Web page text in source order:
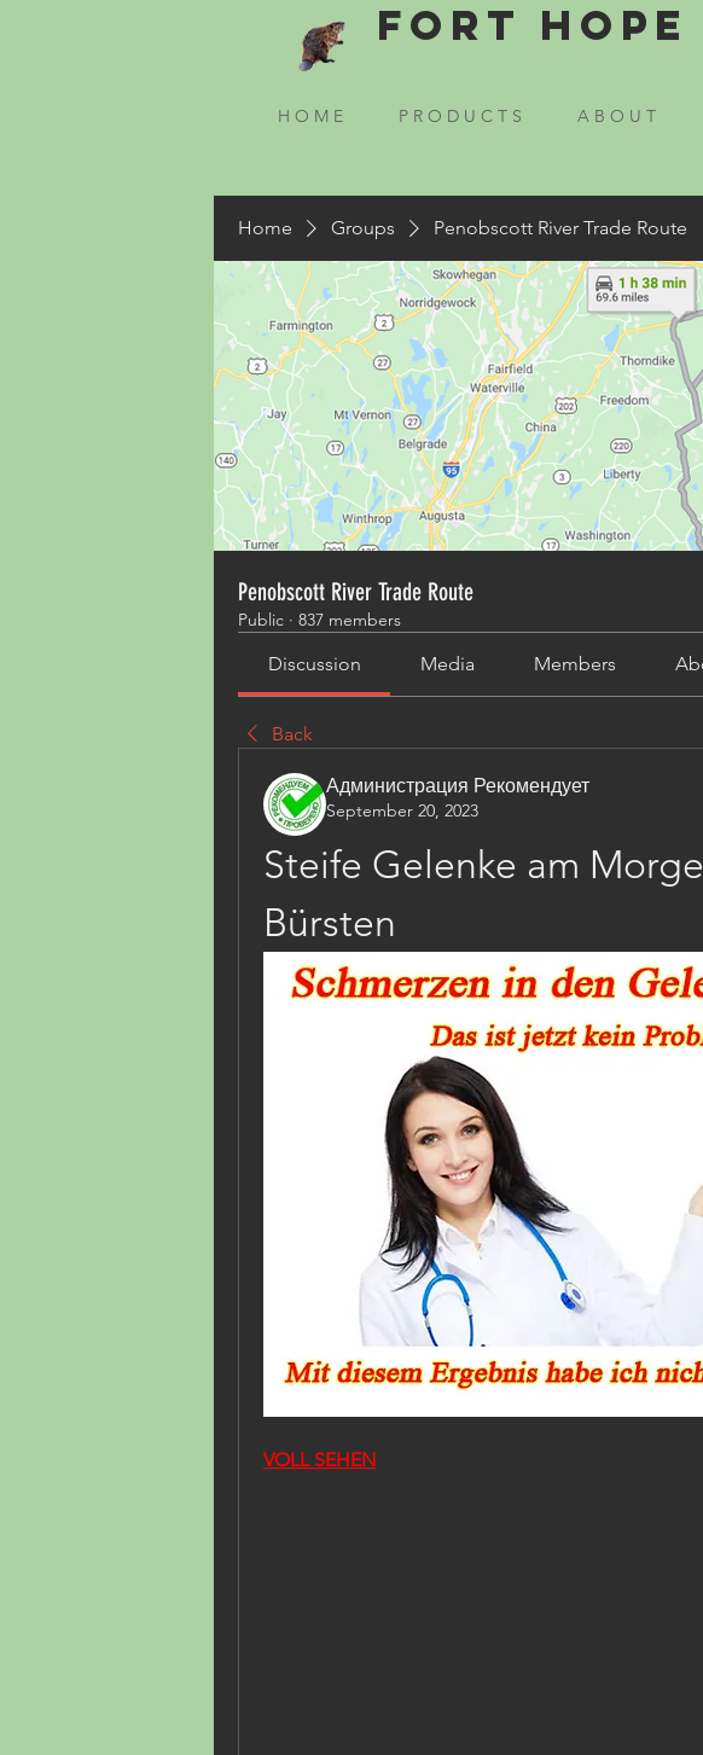
Fort Hope
H O M E P R O D U C T S A B O U T
Home Groups Penobscott River Trade Route
Penobscott River Trade Route
Public · 837 members
Discussion Media Members
Back
Администрация Рекомендует
September 20, 2023
Steife Gelenke am
Bürsten
VOLL SEHEN